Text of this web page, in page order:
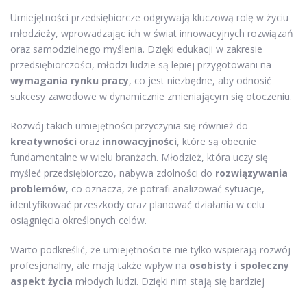
Umiejętności przedsiębiorcze odgrywają kluczową rolę w życiu
młodzieży, wprowadzając ich w świat innowacyjnych rozwiązań
oraz samodzielnego myślenia. Dzięki edukacji w zakresie
przedsiębiorczości, młodzi ludzie są lepiej przygotowani na
wymagania rynku pracy, co jest niezbędne, aby odnosić
sukcesy zawodowe w dynamicznie zmieniającym się otoczeniu.
Rozwój takich umiejętności przyczynia się również do
kreatywności oraz innowacyjności, które są obecnie
fundamentalne w wielu branżach. Młodzież, która uczy się
myśleć przedsiębiorczo, nabywa zdolności do rozwiązywania
problemów, co oznacza, że potrafi analizować sytuacje,
identyfikować przeszkody oraz planować działania w celu
osiągnięcia określonych celów.
Warto podkreślić, że umiejętności te nie tylko wspierają rozwój
profesjonalny, ale mają także wpływ na osobisty i społeczny
aspekt życia młodych ludzi. Dzięki nim stają się bardziej